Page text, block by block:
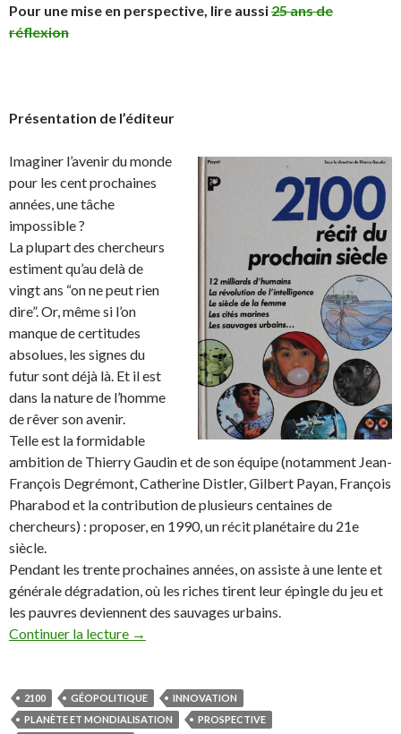
Pour une mise en perspective, lire aussi25 ans de
réflexion
Présentation de l’éditeur
Imaginer l’avenir du monde
pour les cent prochaines
années, une tâche
impossible ?
La plupart des chercheurs
estiment qu’au delà de
vingt ans “on ne peut rien
dire”. Or, même si l’on
manque de certitudes
absolues, les signes du
futur sont déjà là. Et il est
dans la nature de l’homme
de rêver son avenir.
Telle est la formidable
ambition de Thierry Gaudin et de son équipe (notamment Jean-
François Degrémont, Catherine Distler, Gilbert Payan, François
Pharabod et la contribution de plusieurs centaines de
chercheurs) : proposer, en 1990, un récit planétaire du 21e
siècle.
Pendant les trente prochaines années, on assiste à une lente et
générale dégradation, où les riches tirent leur épingle du jeu et
les pauvres deviennent des sauvages urbains.
Continuer la lecture →
2100 GÉOPOLITIQUE
INNOVATION
PLANÈTE ET MONDIALISATION
PROSPECTIVE